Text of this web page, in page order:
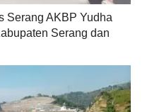
Serang AKBP Yudha
Serang dan